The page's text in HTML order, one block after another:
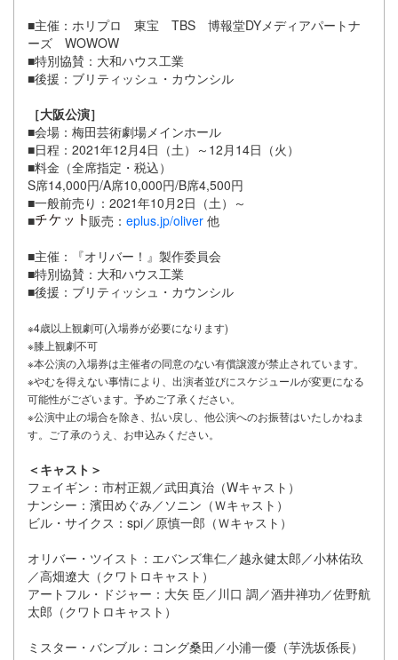
■主催：ホリプロ 東宝 TBS 博報堂DYメディアパートナ
ーズ WOWOW
■特別協賛：大和ハウス工業
■後援：ブリティッシュ・カウンシル
［大阪公演］
■会場：梅田芸術劇場メインホール
■日程：2021年12月4日（土）～12月14日（火）
■料金（全席指定・税込）
S席14,000円/A席10,000円/B席4,500円
■一般前売り：2021年10月2日（土）～
■
販売： eplus.jp/oliver 他
■主催：『オリバー！』製作委員会
■特別協賛：大和ハウス工業
■後援：ブリティッシュ・カウンシル
※4歳以上観劇可(入場券が必要になります)
※膝上観劇不可
※本公演の入場券は主催者の同意のない有償譲渡が禁止されています。
※やむを得えない事情により、出演者並びにスケジュールが変更になる
可能性がございます。予めご了承ください。
※公演中止の場合を除き、払い戻し、他公演へのお振替はいたしかねま
す。ご了承のうえ、お申込みください。
＜キャスト＞
フェイギン：市村正親／武田真治（Wキャスト）
ナンシー：濱田めぐみ／ソニン（Ｗキャスト）
ビル・サイクス：spi／原慎一郎（Ｗキャスト）
オリバー・ツイスト：エバンズ隼仁／越永健太郎／小林佑玖
／高畑遼大（クワトロキャスト）
アートフル・ドジャー：大矢 臣／川口 調／酒井禅功／佐野航
太郎（クワトロキャスト）
ミスター・バンブル：コング桑田／小浦一優（芋洗坂係長）